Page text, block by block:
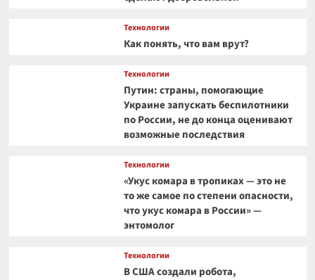
Технологии
Как понять, что вам врут?
Технологии
Путин: страны, помогающие
Украине запускать беспилотники
по России, не до конца оценивают
возможные последствия
Технологии
«Укус комара в тропиках — это не
то же самое по степени опасности,
что укус комара в России» —
энтомолог
Технологии
В США создали робота,